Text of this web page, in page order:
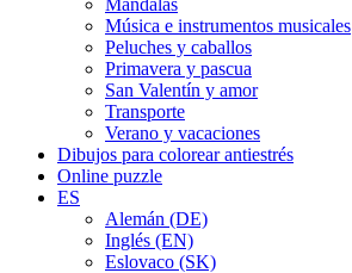
Mandalas
Música e instrumentos musicales
Peluches y caballos
Primavera y pascua
San Valentín y amor
Transporte
Verano y vacaciones
Dibujos para colorear antiestrés
Online puzzle
ES
Alemán (DE)
Inglés (EN)
Eslovaco (SK)